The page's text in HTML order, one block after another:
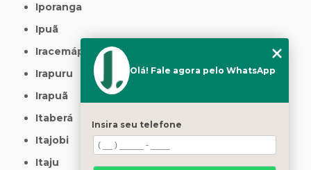
Iporanga
Ipuã
Iracemápolis
Irapuru
Irapuã
Itaberá
Itajobi
Itaju
Olá! Fale agora pelo WhatsApp
Insira seu telefone